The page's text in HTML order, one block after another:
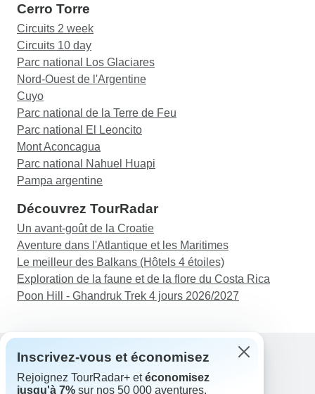
Cerro Torre
Circuits 2 week
Circuits 10 day
Parc national Los Glaciares
Nord-Ouest de l'Argentine
Cuyo
Parc national de la Terre de Feu
Parc national El Leoncito
Mont Aconcagua
Parc national Nahuel Huapi
Pampa argentine
Découvrez TourRadar
Un avant-goût de la Croatie
Aventure dans l'Atlantique et les Maritimes
Le meilleur des Balkans (Hôtels 4 étoiles)
Exploration de la faune et de la flore du Costa Rica
Poon Hill - Ghandruk Trek 4 jours 2026/2027
Assistance
Inscrivez-vous et économisez
Rejoignez TourRadar+ etéconomisez
jusqu'à 7% sur nos 50 000 aventures.